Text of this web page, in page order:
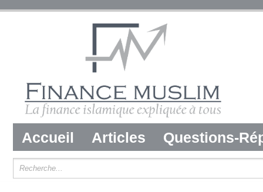
Accueil Articles Questions-